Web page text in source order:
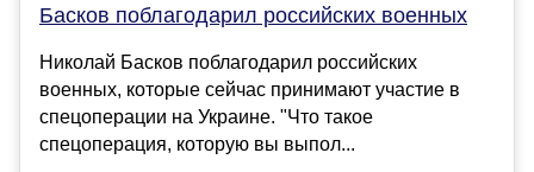
Басков поблагодарил российских военных
Николай Басков поблагодарил российских
военных, которые сейчас принимают участие в
спецоперации на Украине. "Что такое
спецоперация, которую вы выпол...